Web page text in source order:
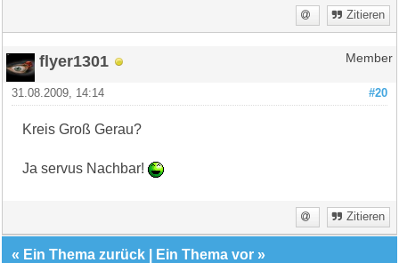
Zitieren
flyer1301 Member
#20
31.08.2009, 14:14
Kreis Groß Gerau?
Ja servus Nachbar!
Zitieren
« Ein Thema zurück Ein Thema vor »